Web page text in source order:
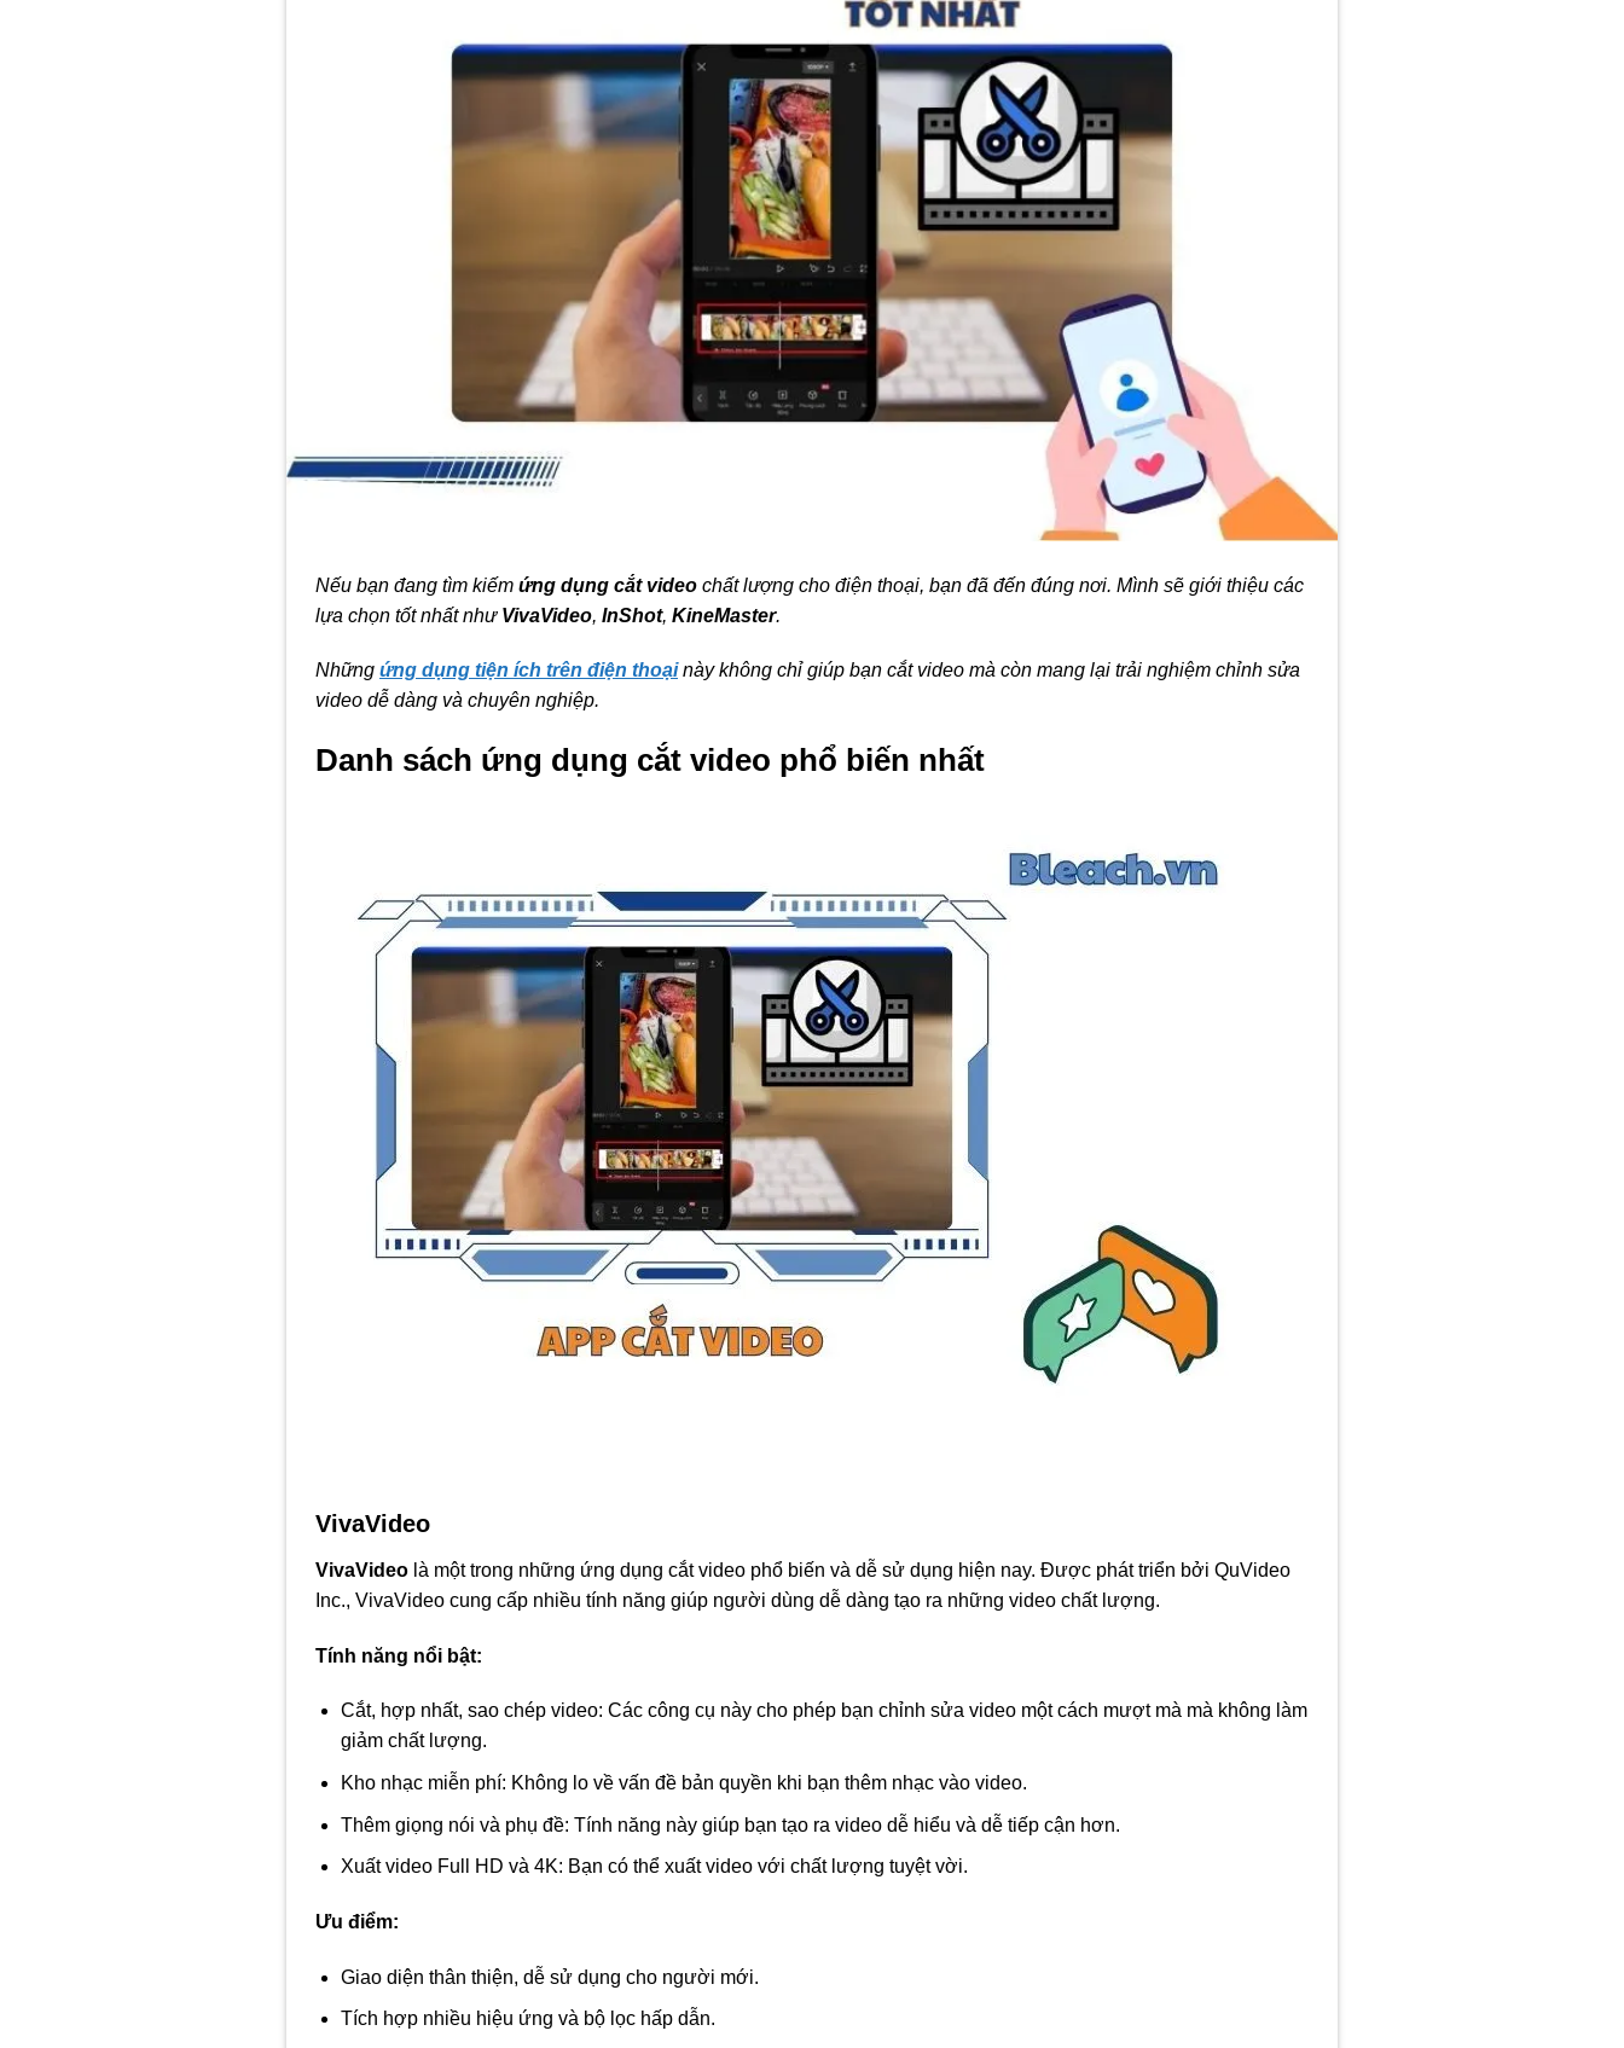
Nếu bạn đang tìm kiếm ứng dụng cắt video chất lượng cho điện thoại, bạn đã đến đúng nơi. Mình sẽ giới thiệu các
lựa chọn tốt nhất như VivaVideo, InShot, KineMaster.
Những ứng dụng tiện ích trên điện thoạinày không chỉ giúp bạn cắt video mà còn mang lại trải nghiệm chỉnh sửa
video dễ dàng và chuyên nghiệp.
Danh sách ứng dụng cắt video phổ biến nhất
VivaVideo
VivaVideo là một trong những ứng dụng cắt video phổ biến và dễ sử dụng hiện nay. Được phát triển bởi QuVideo
Inc., VivaVideo cung cấp nhiều tính năng giúp người dùng dễ dàng tạo ra những video chất lượng.
Tính năng nổi bật:
Cắt, hợp nhất, sao chép video: Các công cụ này cho phép bạn chỉnh sửa video một cách mượt mà mà không làm
giảm chất lượng.
Kho nhạc miễn phí: Không lo về vấn đề bản quyền khi bạn thêm nhạc vào video.
Thêm giọng nói và phụ đề: Tính năng này giúp bạn tạo ra video dễ hiểu và dễ tiếp cận hơn.
Xuất video Full HD và 4K: Bạn có thể xuất video với chất lượng tuyệt vời.
Ưu điểm:
Giao diện thân thiện, dễ sử dụng cho người mới.
Tích hợp nhiều hiệu ứng và bộ lọc hấp dẫn.